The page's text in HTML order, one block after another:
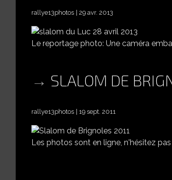
rallye13photos 29 avr. 2013
Le reportage photo: Une caméra
SLALOM DE
rallye13photos 19 sept. 2011
Les photos sont en ligne, n'hésitez